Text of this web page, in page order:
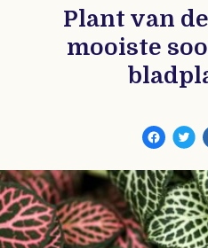
Plant van
mooiste